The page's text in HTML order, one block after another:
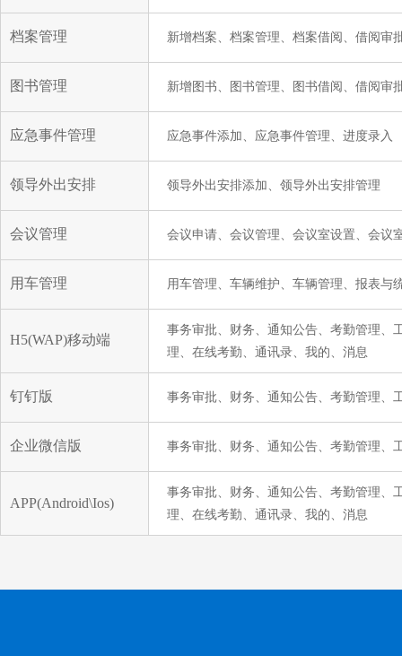
档案管理 新增档案、档案管理、档案借阅、借阅审
图书管理 新增图书、图书管理、图书借阅、借阅审
应急事件管理 应急事件添加、应急事件管理、进度录入
领导外出安排 领导外出安排添加、领导外出安排管理
会议管理 会议申请、会议管理、会议室设置、会议
用车管理 用车管理、车辆维护、车辆管理、报表与
H5(WAP)移动端
事务审批、财务、通知公告、考勤管理、
理、在线考勤、通讯录、我的、消息
钉钉版 事务审批、财务、通知公告、考勤管理、
企业微信版 事务审批、财务、通知公告、考勤管理、
APP(Android\Ios)
事务审批、财务、通知公告、考勤管理、
理、在线考勤、通讯录、我的、消息